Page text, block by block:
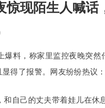
惊现陌生人喊话
料，称家里监控夜晚突然
得了报警。网友纷纷热议：
和自己的丈夫带着娃儿在休